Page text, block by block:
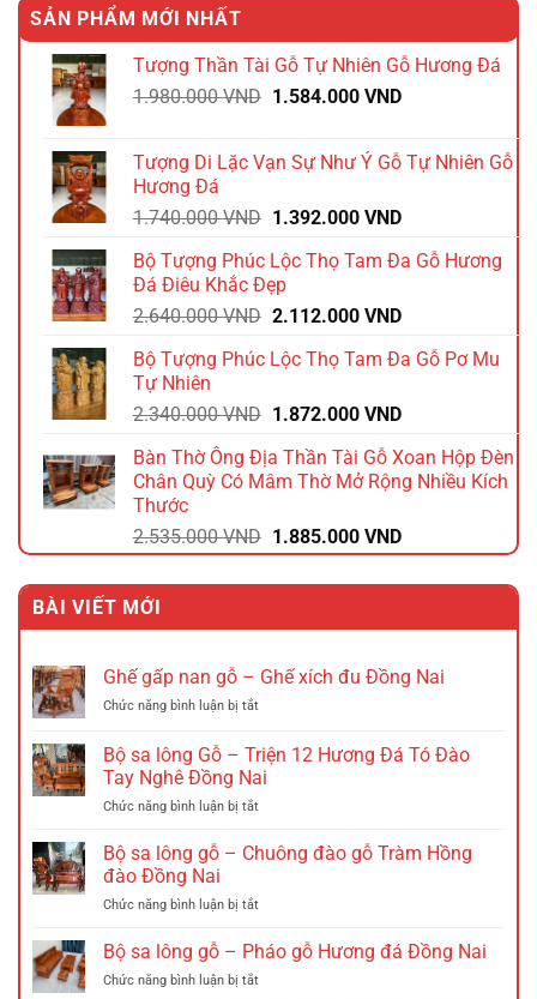
SẢN PHẨM MỚI NHẤT
Tượng Thần Tài Gỗ Tự Nhiên Gỗ Hương Đá
1.980.000VND Giá
1.980.000 VND.
1.584.000 VNDGiá
là:
Tượng Di Lặc Vạn Sự Như Ý Gỗ Tự Nhiên Gỗ
Hương Đá
1.740.000VND Giá
là:
1.740.000 VND.
1.392.000 VNDGiá
tại
1.392.000 VND.
Bộ Tượng Phúc Lộc Thọ Tam Đa Gỗ Hương
Đá Điêu Khắc Đẹp
2.640.000VND Giá
là:
2.112.000 VNDGiá
tại
2.112.000 VND.
Bộ Tượng Phúc Lộc Thọ Tam Đa Gỗ Pơ Mu
Tự Nhiên
2.340.000VND Giá
là:
2.340.000 VND.
1.872.000 VNDGiá
tại
là:
Bàn Thờ Ông Địa Thần Tài Gỗ Xoan Hộp Đèn
Chân Quỳ Có Mâm Thờ Mở Rộng Nhiều Kích
Thước
2.535.000VND Giá
gốc
là:
1.885.000 VNDGiá
hiện
tại
1.885.000 VND.
BÀI VIẾT MỚI
Ghế gấp nan gỗ – Ghế xích đu Đồng Nai
Chức năng bình luận bị tắtở
gấp
nan
gỗ
–
xích
Nai
Bộ sa lông Gỗ – Triện 12 Hương Đá Tó Đào
Tay Nghê Đồng Nai
Chức năng bình luận bị tắtở
sa
–
12
Đá
Bộ sa lông gỗ – Chuông đào gỗ Tràm Hồng
đào Đồng Nai
Chức năng bình luận bị tắtở
sa
gỗ
Bộ sa lông gỗ – Pháo gỗ Hương đá Đồng Nai
Chức năng bình luận bị tắtở